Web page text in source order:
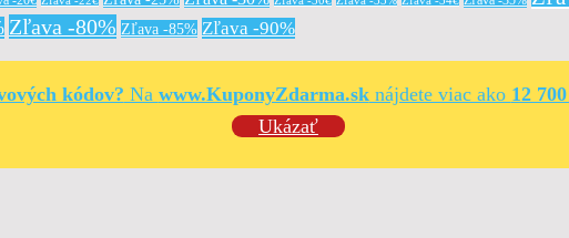
Zľava -80% Zľava -85% Zľava -90%
kódov? Na www.KuponyZdarma.sknájdete viac ako 12
Ukázať